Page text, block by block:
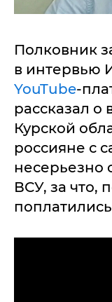
Полковник
в интервью
YouTube-
рассказал о
Курской
россияне с
несерьезно
ВСУ, за что,